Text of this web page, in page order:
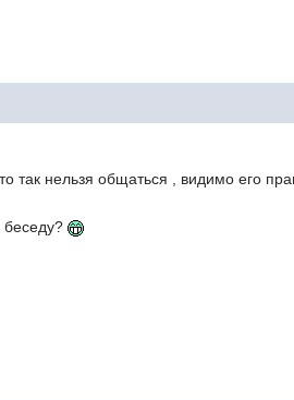
так нельзя общаться , видимо его
беседу?